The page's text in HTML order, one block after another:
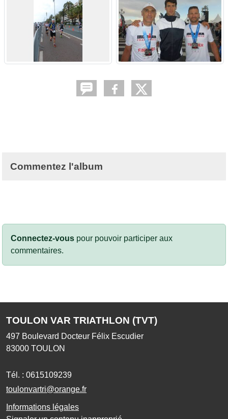
Commentez l'album
Connectez-vous pour pouvoir participer aux
commentaires.
TOULON VAR TRIATHLON (TVT)
497 Boulevard Docteur Félix Escudier
83000 TOULON
Tél. : 0615109239
toulonvartri@orange.fr
Informations légales